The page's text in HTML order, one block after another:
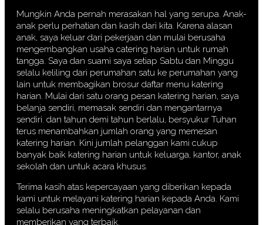
Mungkin Anda pernah merasakan hal yang serupa. Anak-
anak perlu perhatian dan kasih dari kita. Karena alasan
anak, saya keluar dari pekerjaan dan mulai berusaha
mengembangkan usaha catering harian untuk rumah
tangga. Saya dan suami saya setiap Sabtu dan Minggu
selalu keliling dari perumahan satu ke perumahan yang
lain untuk membagikan brosur daftar menu katering
harian. Mulai dari satu orang pesan katering harian, saya
belanja sendiri, memasak sendiri dan mengantarnya
sendiri. dan tahun demi tahun berlalu, bersyukur Tuhan
terus menambahkan jumlah orang yang memesan
katering harian. Kini jumlah pelanggan kami cukup
banyak baik katering harian untuk keluarga, kantor, anak
sekolah dan untuk acara khusus.
Terima kasih atas kepercayaan yang diberikan kepada
kami untuk melayani katering harian kepada Anda. Kami
selalu berusaha meningkatkan pelayanan dan
memberikan yang terbaik.